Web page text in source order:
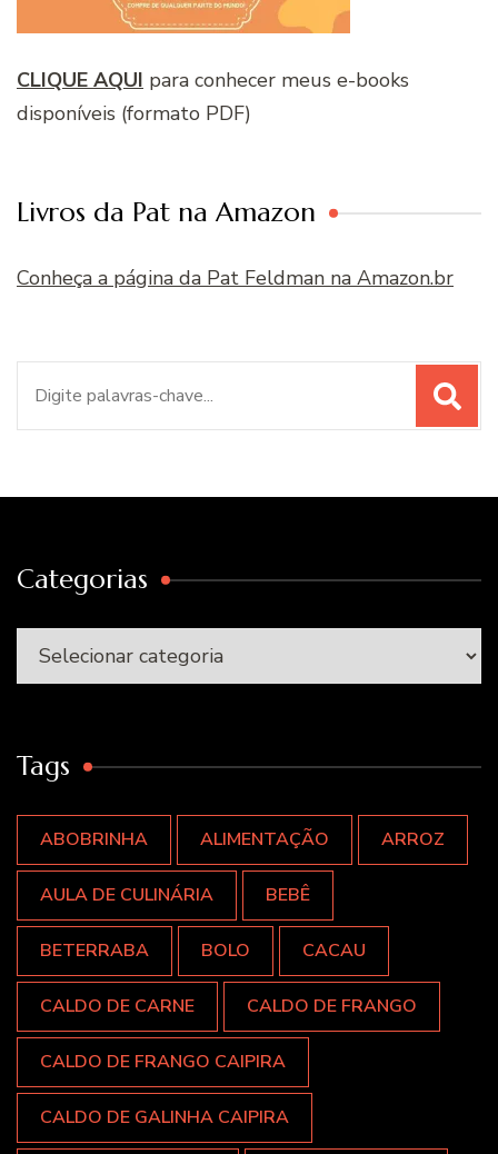
CLIQUE AQUI para conhecer meus e-books
disponíveis (formato PDF)
Livros da Pat na Amazon
Conheça a página da Pat Feldman na Amazon.br
Categorias
Categorias
Tags
ABOBRINHA ALIMENTAÇÃO ARROZ
AULA DE CULINÁRIA BEBÊ
BETERRABA BOLO CACAU
CALDO DE CARNE CALDO DE FRANGO
CALDO DE FRANGO CAIPIRA
CALDO DE GALINHA CAIPIRA